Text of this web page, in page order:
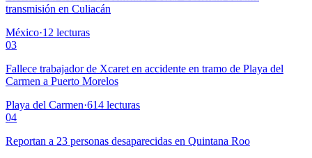
transmisión en Culiacán
México·12 lecturas
03
Fallece trabajador de Xcaret en accidente en tramo de Playa del
Carmen a Puerto Morelos
Playa del Carmen·614 lecturas
04
Reportan a 23 personas desaparecidas en Quintana Roo